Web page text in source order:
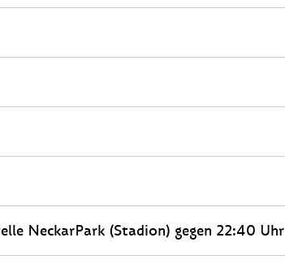
NeckarPark (Stadion) gegen 22:40 Uhr